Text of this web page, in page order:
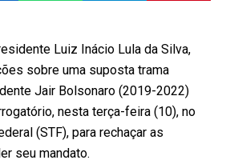
Luiz Inácio Lula da Silva,
sobre uma suposta trama
Jair Bolsonaro (2019-2022)
nesta terça-feira (10), no
(STF), para rechaçar as
seu mandato.